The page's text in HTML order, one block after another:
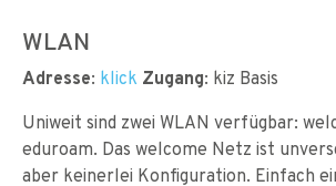
WLAN
Adresse: klick Zugang: kiz Basis
Uniweit sind zwei WLAN verfügbar:
eduroam. Das welcome Netz ist
aber keinerlei Konfiguration. Einfach